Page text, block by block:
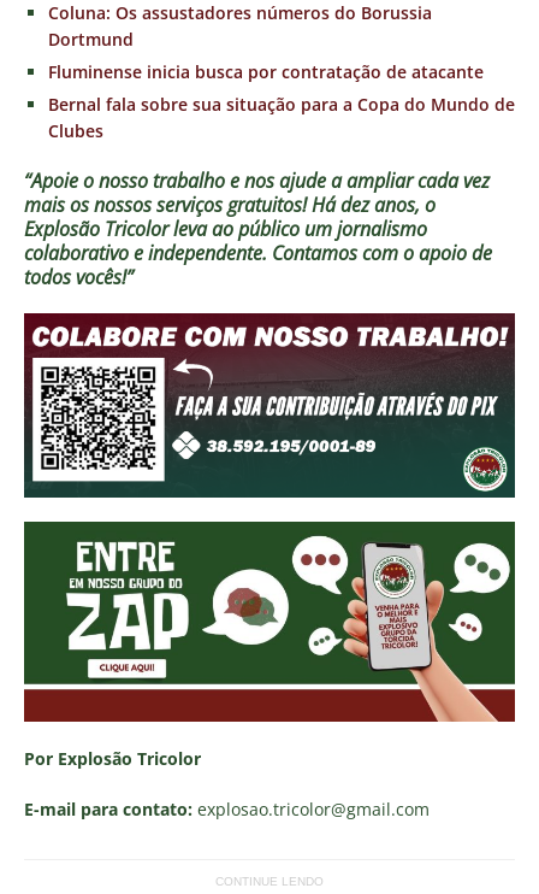
Coluna: Os assustadores números do Borussia
Dortmund
Fluminense inicia busca por contratação de atacante
Bernal fala sobre sua situação para a Copa do Mundo de
Clubes
“Apoie o nosso trabalho e nos ajude a ampliar cada vez
mais os nossos serviços gratuitos!Há dez anos, o
Explosão Tricolor leva ao público um jornalismo
colaborativo e independente. Contamos com o apoio de
todos vocês!”
Por Explosão Tricolor
E-mail para contato: explosao.tricolor@gmail.com
CONTINUE LENDO